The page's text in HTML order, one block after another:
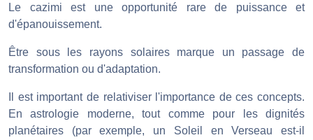
Le cazimi est une opportunité rare de puissance et
d'épanouissement.
Être sous les rayons solaires marque un passage de
transformation ou d'adaptation.
Il est important de relativiser l'importance de ces concepts.
En astrologie moderne, tout comme pour les dignités
planétaires (par exemple, un Soleil en Verseau est-il